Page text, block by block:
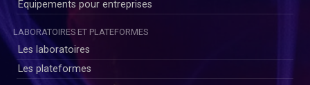
Equipements pour entreprises
LABORATOIRES ET PLATEFORMES
Les laboratoires
Les plateformes